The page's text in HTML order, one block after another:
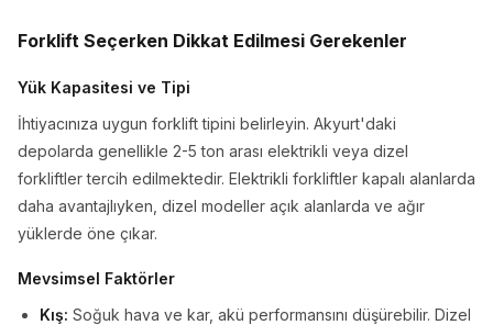
Forklift Seçerken Dikkat Edilmesi Gerekenler
Yük Kapasitesi ve Tipi
İhtiyacınıza uygun forklift tipini belirleyin. Akyurt'daki
depolarda genellikle 2-5 ton arası elektrikli veya dizel
forkliftler tercih edilmektedir. Elektrikli forkliftler kapalı alanlarda
daha avantajlıyken, dizel modeller açık alanlarda ve ağır
yüklerde öne çıkar.
Mevsimsel Faktörler
Kış: Soğuk hava ve kar, akü performansını düşürebilir. Dizel